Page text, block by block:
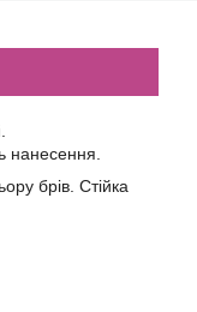
нанесення.
брів. Стійка